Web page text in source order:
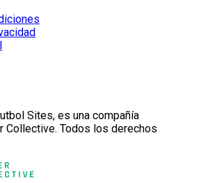
Sites, es una compañía
Collective. Todos los derechos